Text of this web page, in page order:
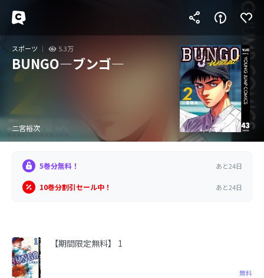
スポーツ 5.3万
BUNGO―ブンゴ―
二宮裕次
5巻分無料！ あと24日
10巻分割引セール中！ あと24日
【期間限定無料】 1
無料